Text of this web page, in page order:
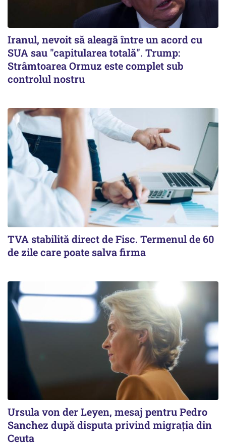
Iranul, nevoit să aleagă între un acord cu
SUA sau "capitularea totală". Trump:
Strâmtoarea Ormuz este complet sub
controlul nostru
TVA stabilită direct de Fisc. Termenul de 60
de zile care poate salva firma
Ursula von der Leyen, mesaj pentru Pedro
Sanchez după disputa privind migrația din
Ceuta